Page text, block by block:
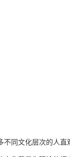
不同文化层次的人直